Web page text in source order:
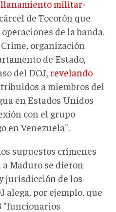
militar-
de Tocorón que
de la banda.
organización
de Estado,
del DOJ, revelando
a miembros del
en Estados Unidos
con el grupo
en Venezuela".
supuestos crímenes
Maduro se dieron
jurisdicción de los
alega, por ejemplo, que
"funcionarios